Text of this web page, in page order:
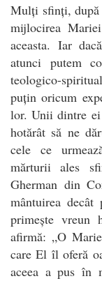
Mulți sfinți, după
mijlocirea
aceasta. Iar
atunci putem
teologico-
puțin oricum
lor. Unii dintre ei
hotărât să ne
cele ce
mărturii ales
Gherman din
mântuirea
primește vreun
afirmă: „O
care El îl oferă
aceea a pus în